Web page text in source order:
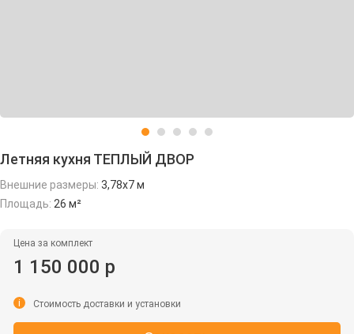
Летняя кухня ТЕПЛЫЙ ДВОР
Внешние размеры: 3,78х7 м
Площадь: 26 м²
Цена за комплект
1 150 000 р
i Стоимость доставки и установки